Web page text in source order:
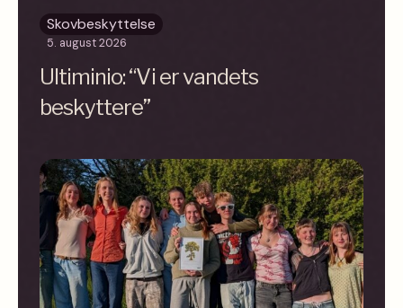
Skovbeskyttelse
5. august 2026
Ultiminio: “Vi er vandets
beskyttere”